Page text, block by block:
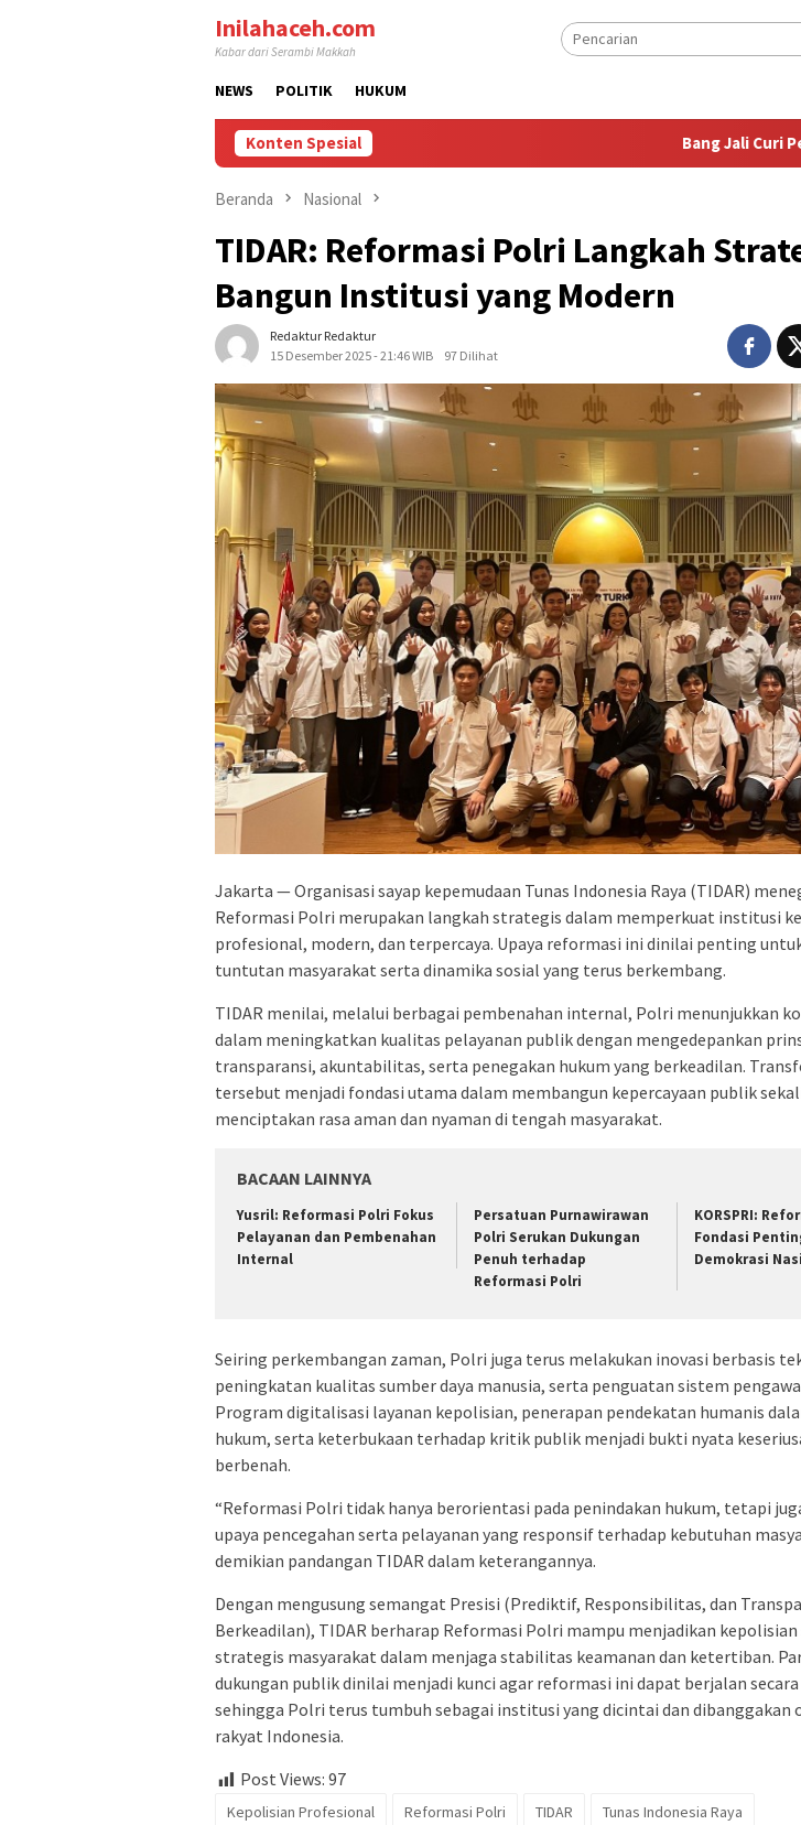
Inilahaceh.com
Kabar dari Serambi Makkah
NEWS POLITIK HUKUM
Konten Spesial Bang Jali Curi Perhatian
Beranda Nasional
TIDAR: Reformasi Polri Langkah
Bangun Institusi yang Modern
Redaktur Redaktur
15 Desember 2025 - 21:46 WIB
97 Dilihat
Jakarta — Organisasi sayap kepemudaan Tunas Indonesia Raya (TIDAR)
Reformasi Polri merupakan langkah strategis dalam memperkuat institusi
profesional, modern, dan terpercaya. Upaya reformasi ini dinilai penting
tuntutan masyarakat serta dinamika sosial yang terus berkembang.
TIDAR menilai, melalui berbagai pembenahan internal, Polri menunjukkan
dalam meningkatkan kualitas pelayanan publik dengan mengedepankan
transparansi, akuntabilitas, serta penegakan hukum yang berkeadilan.
tersebut menjadi fondasi utama dalam membangun kepercayaan publik
menciptakan rasa aman dan nyaman di tengah masyarakat.
BACAAN LAINNYA
Yusril: Reformasi Polri Fokus
Pelayanan dan Pembenahan
Internal
Persatuan Purnawirawan
Polri Serukan Dukungan
Penuh terhadap
Reformasi Polri
KORSPRI:
Fondasi
Demokrasi
Seiring perkembangan zaman, Polri juga terus melakukan inovasi berbasis
peningkatan kualitas sumber daya manusia, serta penguatan sistem
Program digitalisasi layanan kepolisian, penerapan pendekatan humanis
hukum, serta keterbukaan terhadap kritik publik menjadi bukti nyata
berbenah.
“Reformasi Polri tidak hanya berorientasi pada penindakan hukum, tetapi
upaya pencegahan serta pelayanan yang responsif terhadap kebutuhan
demikian pandangan TIDAR dalam keterangannya.
Dengan mengusung semangat Presisi (Prediktif, Responsibilitas, dan
Berkeadilan), TIDAR berharap Reformasi Polri mampu menjadikan
strategis masyarakat dalam menjaga stabilitas keamanan dan ketertiban.
dukungan publik dinilai menjadi kunci agar reformasi ini dapat berjalan
sehingga Polri terus tumbuh sebagai institusi yang dicintai dan dibanggakan
rakyat Indonesia.
Post Views: 97
Kepolisian Profesional Reformasi Polri TIDAR Tunas Indonesia Raya